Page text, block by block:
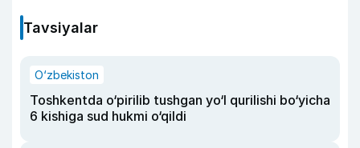
Tavsiyalar
O‘zbekiston
Toshkentda o‘pirilib tushgan yo‘l qurilishi bo‘yicha
6 kishiga sud hukmi o‘qildi